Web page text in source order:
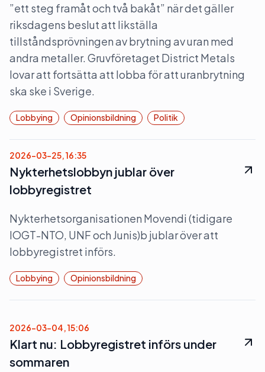
”ett steg framåt och två bakåt” när det gäller
riksdagens beslut att likställa
tillståndsprövningen av brytning av uran med
andra metaller. Gruvföretaget District Metals
lovar att fortsätta att lobba för att uranbrytning
ska ske i Sverige.
Lobbying Opinionsbildning Politik
2026-03-25, 16:35
Nykterhetslobbyn jublar över
lobbyregistret
Nykterhetsorganisationen Movendi (tidigare
IOGT-NTO, UNF och Junis)b jublar över att
lobbyregistret införs.
Lobbying Opinionsbildning
2026-03-04, 15:06
Klart nu: Lobbyregistret införs under
sommaren